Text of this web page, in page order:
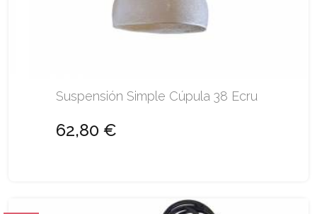
Suspensión Simple Cúpula 38 Ecru
62,80 €